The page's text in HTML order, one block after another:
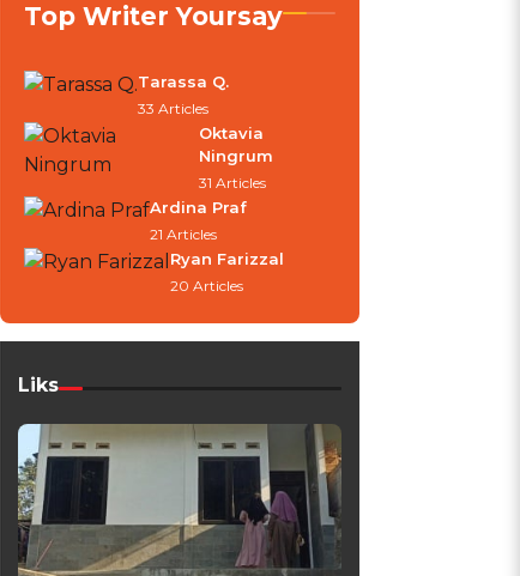
Top Writer Yoursay
Tarassa Q.
33 Articles
Oktavia
Ningrum
31 Articles
Ardina Praf
21 Articles
Ryan Farizzal
20 Articles
Liks